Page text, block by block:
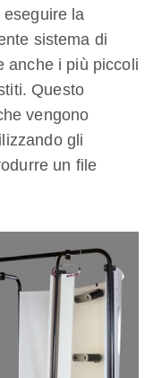
la
sistema di
anche i più piccoli
Questo
vengono
gli
un file